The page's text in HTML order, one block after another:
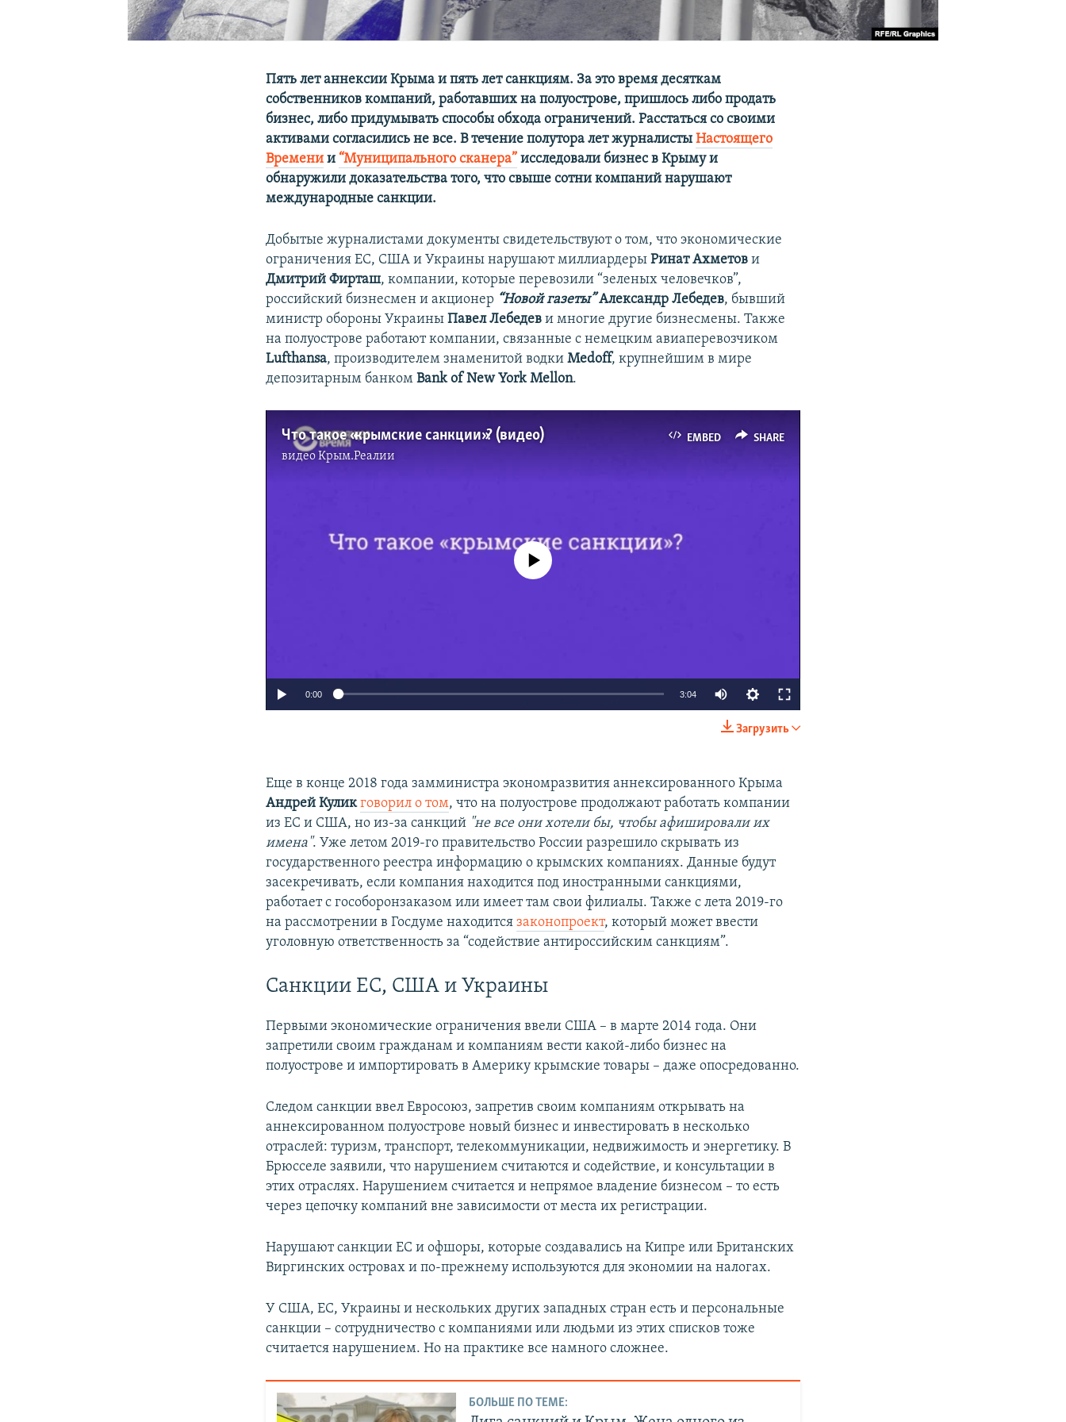
Пять лет аннексии Крыма и пять лет санкциям. За это время десяткам
собственников компаний, работавших на полуострове, пришлось либо продать
бизнес, либо придумывать способы обхода ограничений. Расстаться со своими
активами согласились не все. В течение полутора лет журналистыНастоящего
Времени и“Муниципального сканера” исследовали бизнес в Крыму и
обнаружили доказательства того, что свыше сотни компаний нарушают
международные санкции.
Добытые журналистами документы свидетельствуют о том, что экономические
ограничения ЕС, США и Украины нарушают миллиардерыРинат Ахметов и
Дмитрий Фирташ, компании, которые перевозили “зеленых человечков”,
российский бизнесмен и акционер “Новой газеты” Александр Лебедев, бывший
министр обороны УкраиныПавел Лебедев и многие другие бизнесмены. Также
на полуострове работают компании, связанные с немецким авиаперевозчиком
Lufthansa, производителем знаменитой водкиMedoff, крупнейшим в мире
депозитарным банкомBank of New York Mellon.
EMBED SHARE
Что такое «крымские санкции»? (видео)
видеоКрым.Реалии
SHARE
No media source currently available
0:00 3:04
Загрузить
Еще в конце 2018 года замминистра экономразвития аннексированного Крыма
Андрей Кулик говорил о том, что на полуострове продолжают работать компании
из ЕС и США, но из-за санкций "не все они хотели бы, чтобы афишировали их
имена". Уже летом 2019-го правительство России разрешило скрывать из
государственного реестра информацию о крымских компаниях. Данные будут
засекречивать, если компания находится под иностранными санкциями,
работает с гособоронзаказом или имеет там свои филиалы. Также с лета 2019-го
на рассмотрении в Госдуме находитсязаконопроект, который может ввести
уголовную ответственность за “содействие антироссийским санкциям”.
Санкции ЕС, США и Украины
Первыми экономические ограничения ввели США – в марте 2014 года. Они
запретили своим гражданам и компаниям вести какой-либо бизнес на
полуострове и импортировать в Америку крымские товары – даже опосредованно.
Следом санкции ввел Евросоюз, запретив своим компаниям открывать на
аннексированном полуострове новый бизнес и инвестировать в несколько
отраслей: туризм, транспорт, телекоммуникации, недвижимость и энергетику. В
Брюсселе заявили, что нарушением считаются и содействие, и консультации в
этих отраслях. Нарушением считается и непрямое владение бизнесом – то есть
через цепочку компаний вне зависимости от места их регистрации.
Нарушают санкции ЕС и офшоры, которые создавались на Кипре или Британских
Виргинских островах и по-прежнему используются для экономии на налогах.
У США, ЕС, Украины и нескольких других западных стран есть и персональные
санкции – сотрудничество с компаниями или людьми из этих списков тоже
считается нарушением. Но на практике все намного сложнее.
БОЛЬШЕ ПО ТЕМЕ: